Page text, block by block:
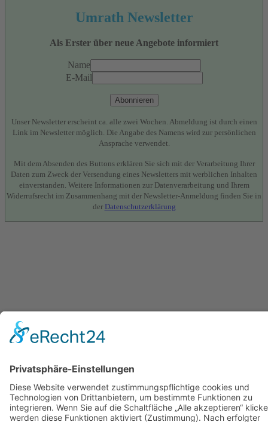
Umrath Newsletter
Als Erster über neue Angebote informiert
Name
E-Mail
Abonnieren
Unser Newsletter erscheint ca. alle zwei Wochen. Abmeldung ist durch einen
Link im Newsletter möglich. Die Angabe des Namens wird zur persönlichen
Ansprache verwendet.
Mit dem Absenden des Buttons erklären Sie sich mit der Verarbeitung Ihrer
Daten zum Zweck der Versendung eines Newsletters mit werblichen Inhalten
einverstanden. Weitere Informationen zur Datenverarbeitung und Ihrem
Widerrufsrecht im Zusammenhang mit der Newsletter-Anmeldung finden Sie in
der Datenschutzerklärung